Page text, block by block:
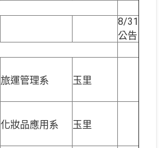
8/31
公告
旅運管理系 玉里
化妝品應用系 玉里